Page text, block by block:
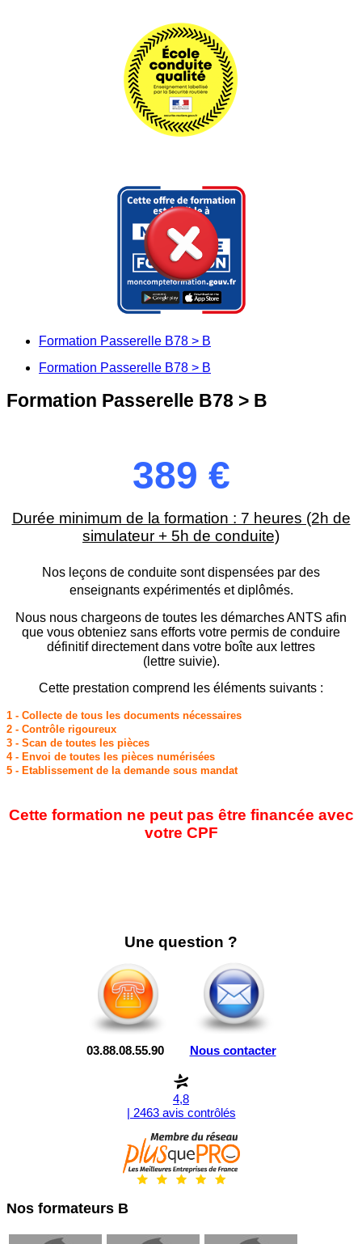
Formation Passerelle B78 > B
Formation Passerelle B78 > B
Formation Passerelle B78 > B
389 €
Durée minimum de la formation : 7 heures (2h de
simulateur + 5h de conduite)
Nos leçons de conduite sont dispensées par des
enseignants expérimentés et diplômés.
Nous nous chargeons de toutes les démarches ANTS afin
que vous obteniez sans efforts votre permis de conduire
définitif directement dans votre boîte aux lettres
(lettre suivie).
Cette prestation comprend les éléments suivants :
1 - Collecte de tous les documents nécessaires
2 - Contrôle rigoureux
3 - Scan de toutes les pièces
4 - Envoi de toutes les pièces numérisées
5 - Etablissement de la demande sous mandat
Cette formation ne peut pas être financée avec
votre CPF
Une question ?
03.88.08.55.90 Nous contacter
4,8
| 2463 avis contrôlés
Nos formateurs B